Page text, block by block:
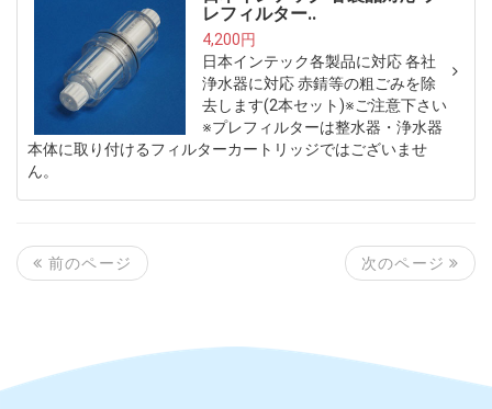
レフィルター..
4,200円
日本インテック各製品に対応 各社
浄水器に対応 赤錆等の粗ごみを除
去します(2本セット)※ご注意下さい
※プレフィルターは整水器・浄水器
本体に取り付けるフィルターカートリッジではございませ
ん。
前のページ 次のページ